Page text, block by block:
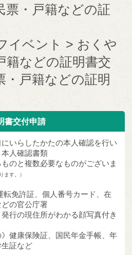
票・戸籍などの証
イベント
おくや
籍などの証明書交
・戸籍などの証明
書交付申請
いらしたかたの本人確認を行い
人確認書類
のと複数必要なものがございま
ます。）
免許証、個人番号カード、在
の官公庁署
わかる顔写真付き
健康保険証、国民年金手帳、年
証など